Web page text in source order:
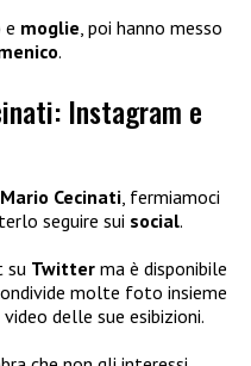
e moglie , poi hanno messo
.
Instagram e
Mario Cecinati, fermiamoci
seguire sui social.
su Twitter ma è disponibile
molte foto insieme
delle sue esibizioni.